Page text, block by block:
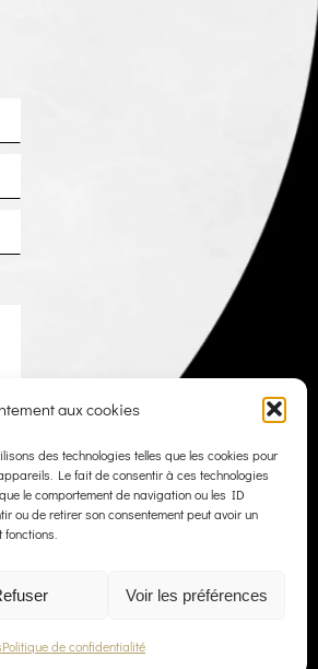
aux cookies
des technologies telles que les cookies pour
Le fait de consentir à ces technologies
le comportement de navigation ou les ID
ou de retirer son consentement peut avoir un
Voir les préférences
Politique de confidentialité